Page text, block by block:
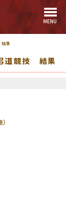
MENU
結果
道競技 結果